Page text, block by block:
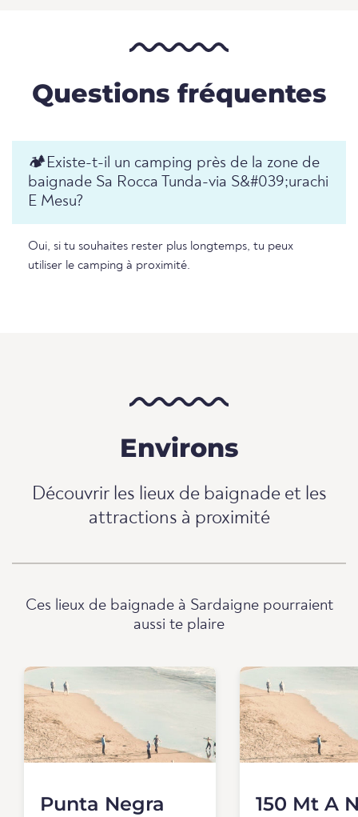
Questions fréquentes
🏕️️Existe-t-il un camping près de la zone de
baignade Sa Rocca Tunda-via S&#039;urachi
E Mesu?
Oui, si tu souhaites rester plus longtemps, tu peux
utiliser le camping à proximité.
Environs
Découvrir les lieux de baignade et les
attractions à proximité
Ces lieux de baignade à Sardaigne pourraient
aussi te plaire
Punta Negra
150 Mt A